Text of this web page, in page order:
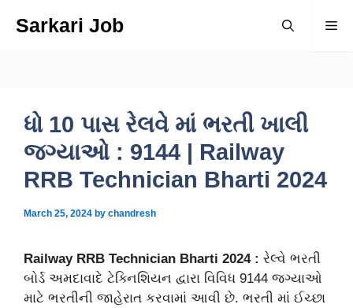
Sarkari Job
ધો 10 પાસ રેલવે માં ભરતી ખાલી
જગ્યાઓ : 9144 | Railway
RRB Technician Bharti 2024
March 25, 2024 by chandresh
Railway RRB Technician Bharti 2024 : રેલ્વે ભરતી
બોર્ડ અમદાવાદે ટેક્નિશિયન દ્વારા વિવિધ 9144 જગ્યાઓ
માટે ભરતીની જાહેરાત કરવામાં આવી છે. ભરતી માં ઈચ્છા